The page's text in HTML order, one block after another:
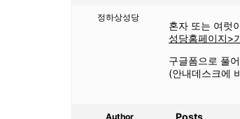
정하상성당
혼자 또는 여럿
성당홈페이지>
구글폼으로 풀
(안내데스크에
Author Posts